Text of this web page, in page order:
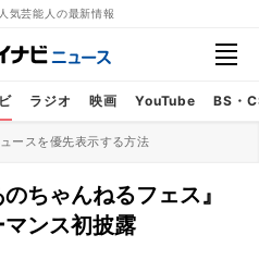
気芸能人の最新情報
ラジオ 映画 YouTube BS・
ースを優先表示する方法
ちゃんねるフェス』
ンス初披露